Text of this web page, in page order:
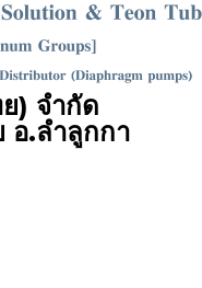
) จำกัด
อ.ลำลูกกา